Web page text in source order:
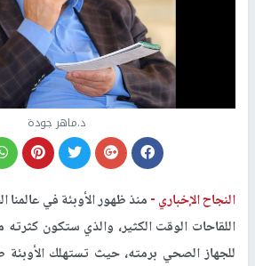
د.ماهر جودة
النجاح الإخباري -منذ ظهور الأوبئة في عالمنا
اللقاحات الوقت الكثير، والذي ستكون
للجهاز الصحي برمته، حيث تستهلك